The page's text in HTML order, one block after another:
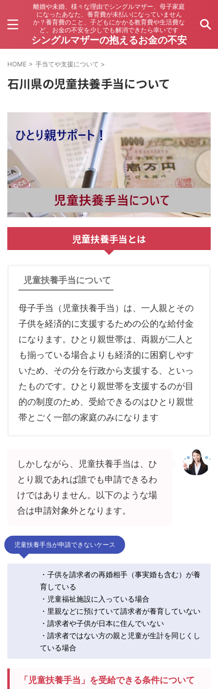
離婚や未婚、様々な理由でシングルマザー、母子家庭
になったあなた、養育費が未払いになっていません
か？養育費のこと、子どもにかかる教育費や生活費な
ど、お金の不安を少しでも解消できたら幸いです
シングルマザーの抱えるお金の不安
HOME > 手当てや支援について >
石川県の児童扶養手当について
児童扶養手当とは
児童扶養手当について
母子手当（児童扶養手当）は、一人親とその
子供を経済的に支援するための公的な給付金
になります。ひとり親世帯は、両親が二人と
も揃っている場合よりも経済的に困窮しやす
いため、その分を行政から支援する、といっ
たものです。ひとり親世帯を支援するのが目
的の制度のため、受給できるのはひとり親世
帯とごく一部の家庭のみになります
しかしながら、児童扶養手当は、ひ
とり親であれば誰でも申請できるわ
けではありません。以下のような場
合は申請対象外となります。
児童扶養手当が申請できないケース
・子供を請求者の再婚相手（事実婚も含む）が養
育している
・児童福祉施設に入っている場合
・里親などに預けていて請求者が養育していない
・請求者や子供が日本に住んでいない
・請求者ではない方の親と児童が生計を同じくし
ている場合
「児童扶養手当」を受給できる条件について